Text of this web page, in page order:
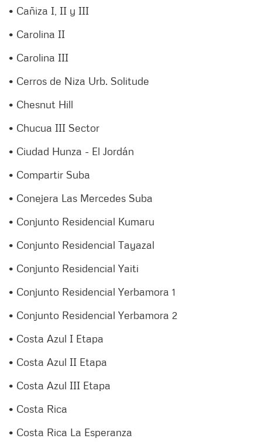
• Cañiza I, II y III
• Carolina II
• Carolina III
• Cerros de Niza Urb. Solitude
• Chesnut Hill
• Chucua III Sector
• Ciudad Hunza - El Jordán
• Compartir Suba
• Conejera Las Mercedes Suba
• Conjunto Residencial Kumaru
• Conjunto Residencial Tayazal
• Conjunto Residencial Yaiti
• Conjunto Residencial Yerbamora 1
• Conjunto Residencial Yerbamora 2
• Costa Azul I Etapa
• Costa Azul II Etapa
• Costa Azul III Etapa
• Costa Rica
• Costa Rica La Esperanza